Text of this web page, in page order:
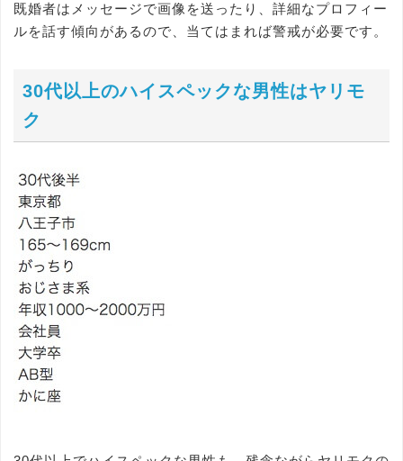
既婚者はメッセージで画像を送ったり、詳細なプロフィー
ルを話す傾向があるので、当てはまれば警戒が必要です。
30代以上のハイスペックな男性はヤリモ
ク